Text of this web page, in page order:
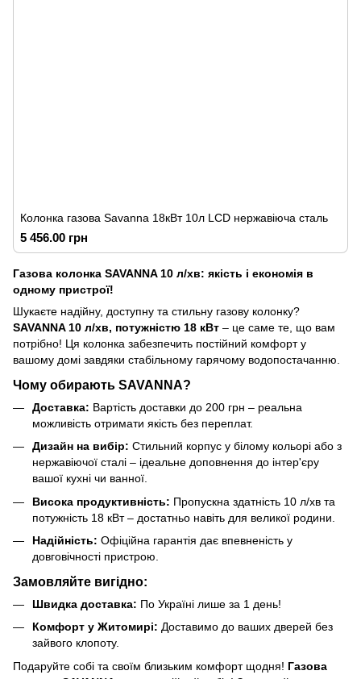
Колонка газова Savanna 18кВт 10л LCD нержавіюча сталь
5 456.00 грн
Газова колонка SAVANNA 10 л/хв: якість і економія в
одному пристрої!
Шукаєте надійну, доступну та стильну газову колонку?
SAVANNA 10 л/хв, потужністю 18 кВт – це саме те, що вам
потрібно! Ця колонка забезпечить постійний комфорт у
вашому домі завдяки стабільному гарячому водопостачанню.
Чому обирають SAVANNA?
Доставка: Вартість доставки до 200 грн – реальна
можливість отримати якість без переплат.
Дизайн на вибір: Стильний корпус у білому кольорі або з
нержавіючої сталі – ідеальне доповнення до інтер'єру
вашої кухні чи ванної.
Висока продуктивність: Пропускна здатність 10 л/хв та
потужність 18 кВт – достатньо навіть для великої родини.
Надійність: Офіційна гарантія дає впевненість у
довговічності пристрою.
Замовляйте вигідно:
Швидка доставка: По Україні лише за 1 день!
Комфорт у Житомирі: Доставимо до ваших дверей без
зайвого клопоту.
Подаруйте собі та своїм близьким комфорт щодня! Газова